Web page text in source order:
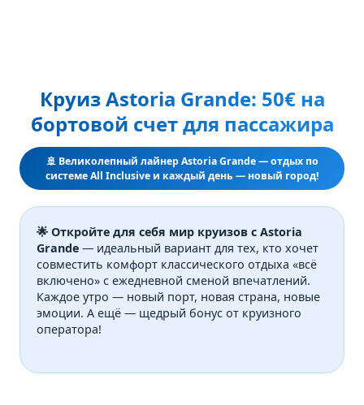
Круиз Astoria Grande: 50€ на
бортовой счет для пассажира
🚢 Великолепный лайнер Astoria Grande — отдых по
системе All Inclusive и каждый день — новый город!
🌟 Откройте для себя мир круизов с Astoria
Grande — идеальный вариант для тех, кто хочет
совместить комфорт классического отдыха «всё
включено» с ежедневной сменой впечатлений.
Каждое утро — новый порт, новая страна, новые
эмоции. А ещё — щедрый бонус от круизного
оператора!